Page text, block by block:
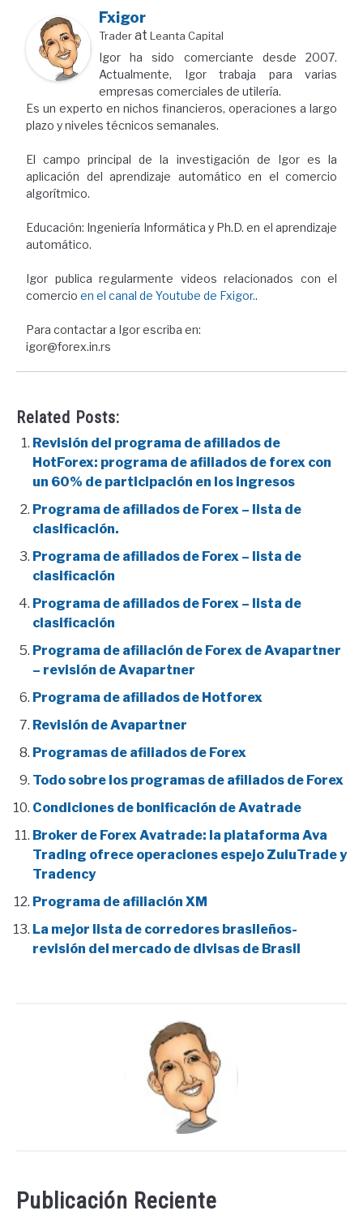
Fxigor
Traderat Leanta Capital
Igor ha sido comerciante desde 2007.
Actualmente, Igor trabaja para varias
empresas comerciales de utilería.
Es un experto en nichos financieros, operaciones a largo
plazo y niveles técnicos semanales.
El campo principal de la investigación de Igor es la
aplicación del aprendizaje automático en el comercio
algorítmico.
Educación: Ingeniería Informática y Ph.D. en el aprendizaje
automático.
Igor publica regularmente videos relacionados con el
comercio en el canal de Youtube de Fxigor..
Para contactar a Igor escriba en:
igor@forex.in.rs
Related Posts:
Revisión del programa de afiliados de
HotForex: programa de afiliados de forex con
un 60% de participación en los ingresos
Programa de afiliados de Forex – lista de
clasificación.
Programa de afiliados de Forex – lista de
clasificación
Programa de afiliados de Forex – lista de
clasificación
Programa de afiliación de Forex de Avapartner
– revisión de Avapartner
Programa de afiliados de Hotforex
Revisión de Avapartner
Programas de afiliados de Forex
Todo sobre los programas de afiliados de Forex
Condiciones de bonificación de Avatrade
Broker de Forex Avatrade: la plataforma Ava
Trading ofrece operaciones espejo ZuluTrade y
Tradency
Programa de afiliación XM
La mejor lista de corredores brasileños-
revisión del mercado de divisas de Brasil
Publicación Reciente